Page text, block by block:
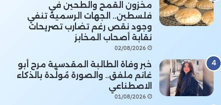
مخزون القمح والطحين في
فلسطين.. الجهات الرسمية تنفي
وجود نقص رغم تضارب تصريحات
نقابة أصحاب المخابز
02/08/2026
خبر وفاة الطالبة المقدسية مرح أبو
غانم ملفق.. والصورة مُولَّدة بالذكاء
الاصطناعي
01/08/2026